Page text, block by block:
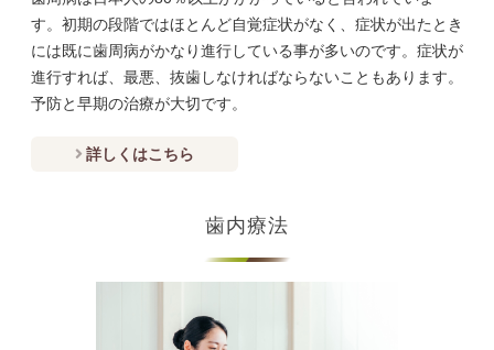
す。初期の段階ではほとんど自覚症状がなく、症状が出たとき
には既に歯周病がかなり進行している事が多いのです。症状が
進行すれば、最悪、抜歯しなければならないこともあります。
予防と早期の治療が大切です。
詳しくはこちら
歯内療法